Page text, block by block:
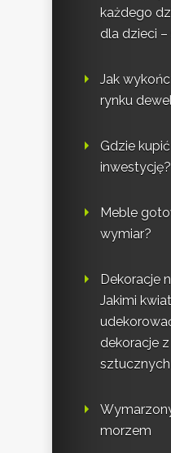
każdego
dla dzieci
Jak
rynku
Gdzie
inwestycję?
Meble
wymiar?
Dekoracje
Jakimi
dekoracje
sztucznych
morzem